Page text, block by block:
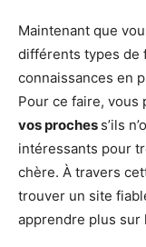
Maintenant que
différents types de
connaissances en
Pour ce faire, vous
vos proches s’ils
intéressants pour
chère. À travers
trouver un site
apprendre plus sur